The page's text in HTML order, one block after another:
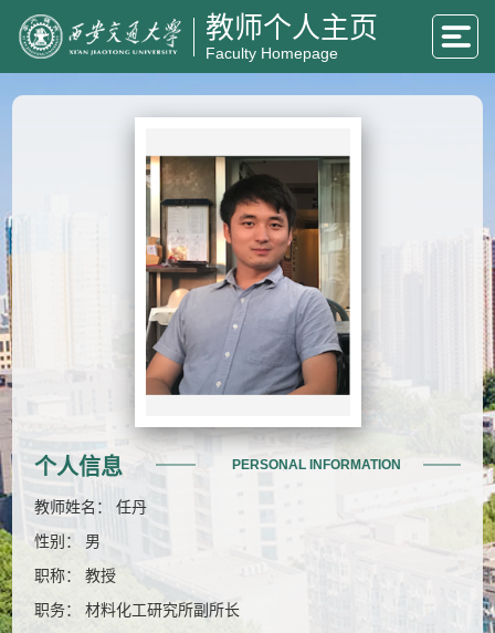
教师个人主页
Faculty Homepage
个人信息 PERSONAL INFORMATION
教师姓名： 任丹
性别： 男
职称： 教授
职务： 材料化工研究所副所长